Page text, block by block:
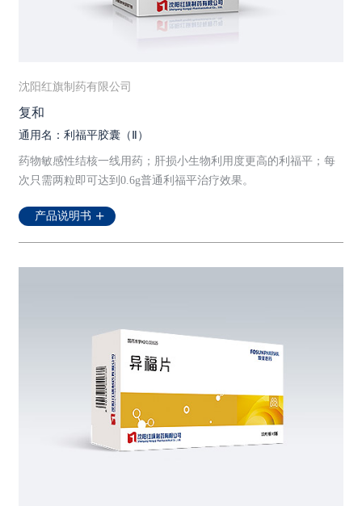
沈阳红旗制药有限公司
复和
通用名：利福平胶囊（Ⅱ）
药物敏感性结核一线用药；肝损小生物利用度更高的利福平；每
次只需两粒即可达到0.6g普通利福平治疗效果。
产品说明书